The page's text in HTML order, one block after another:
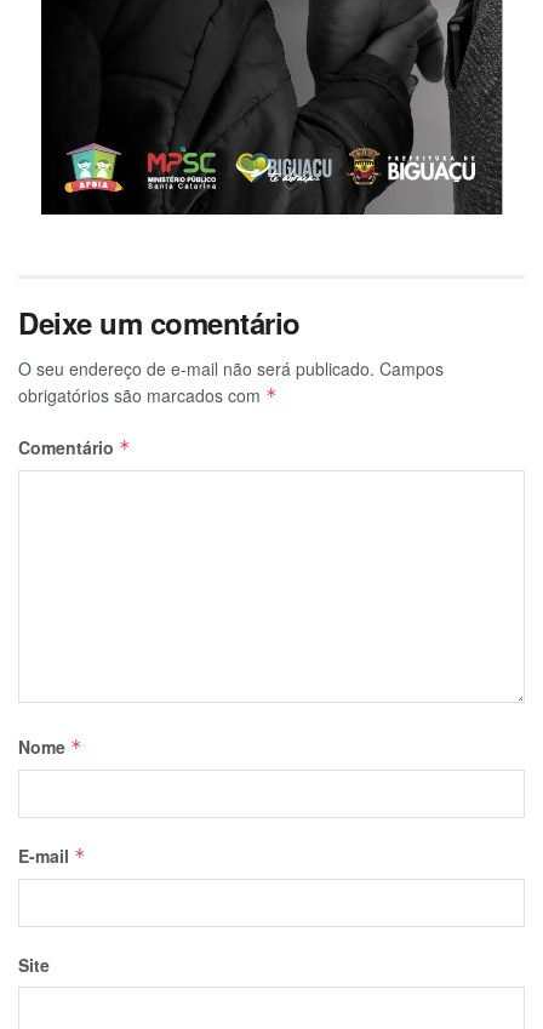
Deixe um comentário
O seu endereço de e-mail não será publicado. Campos
obrigatórios são marcados com *
Comentário *
Nome *
E-mail *
Site